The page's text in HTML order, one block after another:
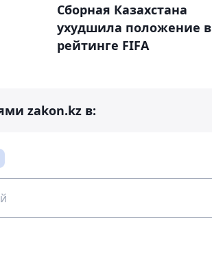
Сборная Казахстана
ухудшила положение в
рейтинге FIFA
zakon.kz в: